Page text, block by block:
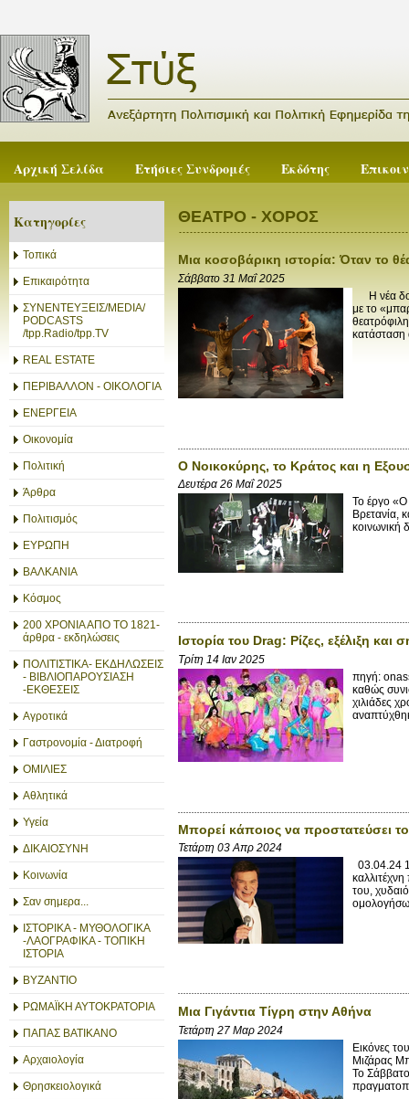
Αρχική Σελίδα Ετήσιες Συνδρομές Εκδότης
Κατηγορίες
Τοπικά
Επικαιρότητα
ΣΥΝΕΝΤΕΥΞΕΙΣ/MEDIA/
PODCASTS
/tpp.Radio/tpp.TV
REAL ESTATE
ΠΕΡΙΒΑΛΛΟΝ - ΟΙΚΟΛΟΓΙΑ
ΕΝΕΡΓΕΙΑ
Οικονομία
Πολιτική
Άρθρα
Πολιτισμός
ΕΥΡΩΠΗ
ΒΑΛΚΑΝΙΑ
Κόσμος
200 ΧΡΟΝΙΑ ΑΠΟ ΤΟ 1821-
άρθρα - εκδηλώσεις
ΠΟΛΙΤΙΣΤΙΚΑ- ΕΚΔΗΛΩΣΕΙΣ
- ΒΙΒΛΙΟΠΑΡΟΥΣΙΑΣΗ
-ΕΚΘΕΣΕΙΣ
Αγροτικά
Γαστρονομία - Διατροφή
ΟΜΙΛΙΕΣ
Αθλητικά
Υγεία
ΔΙΚΑΙΟΣΥΝΗ
Κοινωνία
Σαν σημερα...
ΙΣΤΟΡΙΚΑ - ΜΥΘΟΛΟΓΙΚΑ
-ΛΑΟΓΡΑΦΙΚΑ - ΤΟΠΙΚΗ
ΙΣΤΟΡΙΑ
ΒΥΖΑΝΤΙΟ
ΡΩΜΑΪΚΗ ΑΥΤΟΚΡΑΤΟΡΙΑ
ΠΑΠΑΣ ΒΑΤΙΚΑΝΟ
Αρχαιολογία
Θρησκειολογικά
ΘΕΑΤΡΟ - ΧΟΡΟΣ
Μια κοσοβάρικη ιστορία: Όταν το
Σάββατο 31 Μαΐ 2025
Η νέα
με το
κατάσταση
Ο Νοικοκύρης, το Κράτος και η
Δευτέρα 26 Μαΐ 2025
Το έργο «Ο
Βρετανία,
κοινωνική
Ιστορία του Drag: Ρίζες, εξέλιξη και
Τρίτη 14 Ιαν 2025
πηγή:
καθώς
χιλιάδες
Μπορεί κάποιος να προστατεύσει
Τετάρτη 03 Απρ 2024
03.04.24
του,
ομολογήσω
Μια Γιγάντια Τίγρη στην Αθήνα
Τετάρτη 27 Μαρ 2024
Εικόνες
Μιζάρας
Το